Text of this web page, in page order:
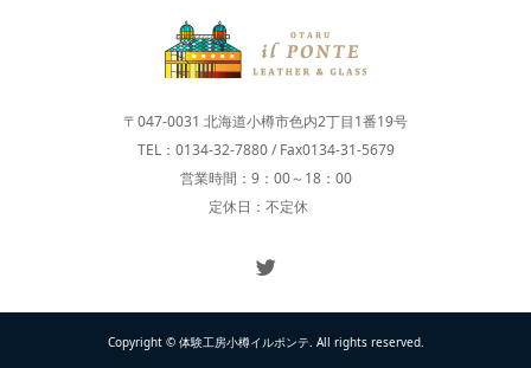
〒047-0031 北海道小樽市色内2丁目1番19号
TEL：0134-32-7880 / Fax0134-31-5679
営業時間：9：00～18：00
定休日：不定休
Copyright © 体験工房小樽イルポンテ. All rights reserved.